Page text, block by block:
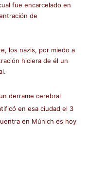
fue encarcelado en
de
los nazis, por miedo a
hiciera de él un
derrame cerebral
en esa ciudad el 3
en Múnich es hoy